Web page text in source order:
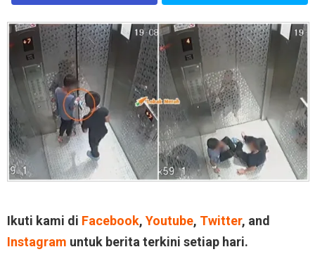
Ikuti kami di Facebook, Youtube, Twitter, and
Instagram untuk berita terkini setiap hari.